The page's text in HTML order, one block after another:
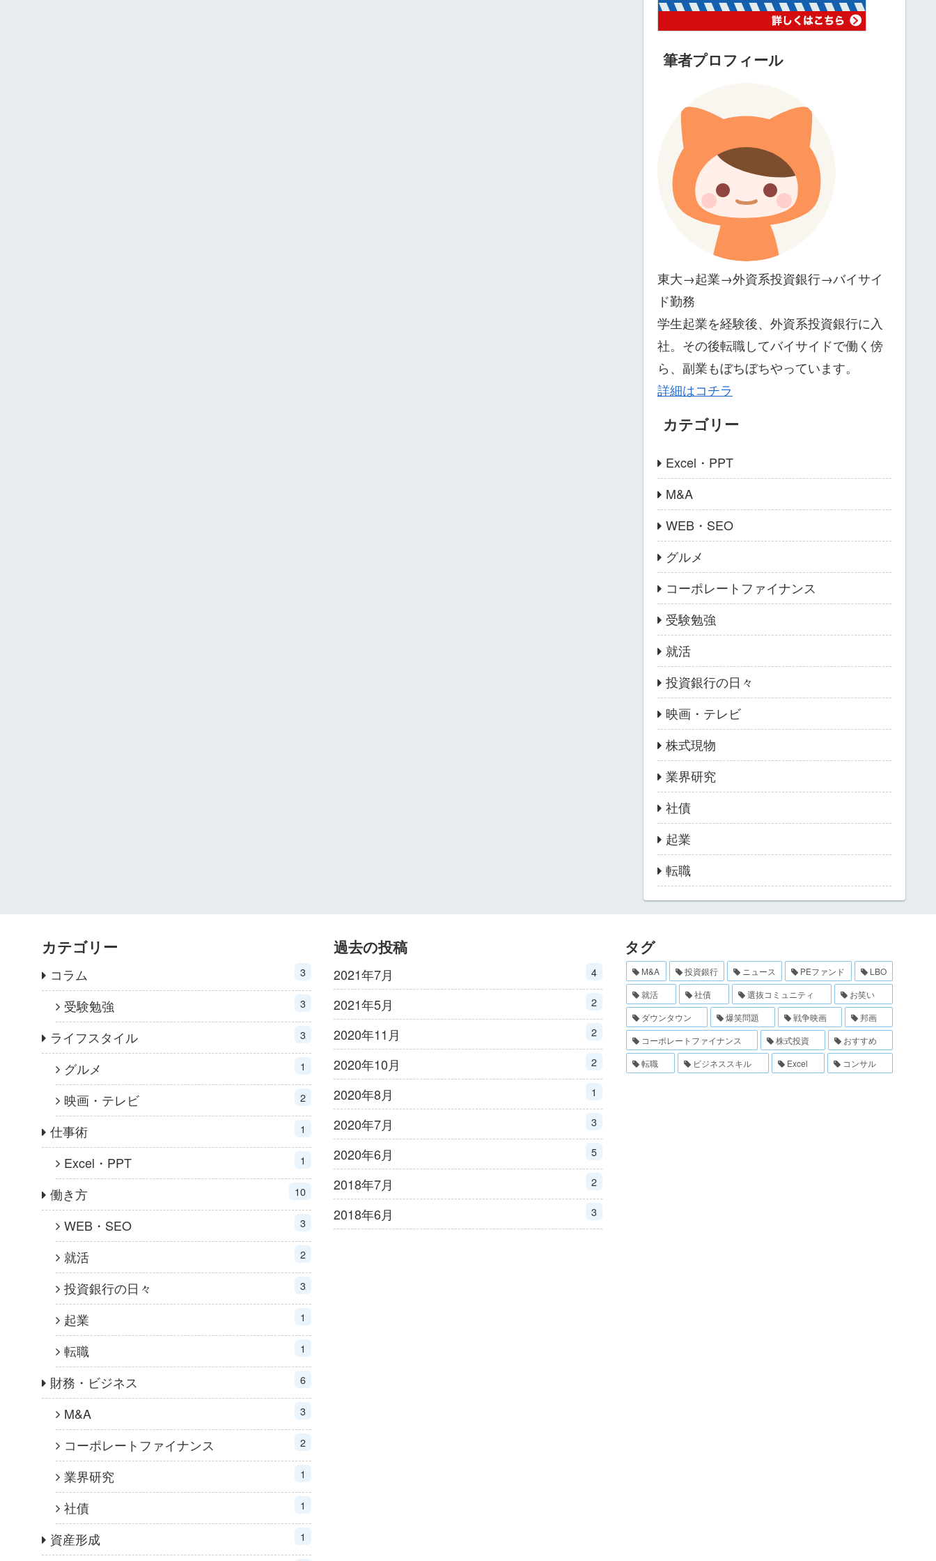
筆者プロフィール
東大→起業→外資系投資銀行→バイサイ
ド勤務
学生起業を経験後、外資系投資銀行に入
社。その後転職してバイサイドで働く傍
ら、副業もぼちぼちやっています。
詳細はコチラ
カテゴリー
Excel・PPT
M&A
WEB・SEO
グルメ
コーポレートファイナンス
受験勉強
就活
投資銀行の日々
映画・テレビ
株式現物
業界研究
社債
起業
転職
カテゴリー
コラム 3
受験勉強 3
ライフスタイル 3
グルメ 1
映画・テレビ 2
仕事術 1
Excel・PPT 1
働き方 10
WEB・SEO 3
就活 2
投資銀行の日々 3
起業 1
転職 1
財務・ビジネス 6
M&A 3
コーポレートファイナンス 2
業界研究 1
社債 1
資産形成 1
過去の投稿
2021年7月 4
2021年5月 2
2020年11月 2
2020年10月 2
2020年8月 1
2020年7月 3
2020年6月 5
2018年7月 2
2018年6月 3
タグ
M&A 投資銀行 ニュース PEファンド
LBO
就活
社債 選抜コミュニティ
お笑い
ダウンタウン
爆笑問題 戦争映画
邦画
コーポレートファイナンス
株式投資
おすすめ
転職
ビジネススキル Excel コンサル